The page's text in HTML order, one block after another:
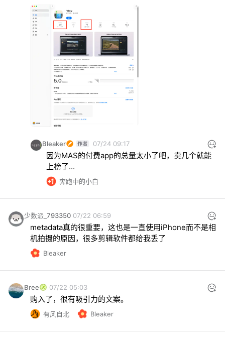
Bleaker 07/24 09:17
因为MAS的付费app的总量太小了吧，卖几个就能
上榜了...
奔跑中的小白
少数派_793350 07/22 06:59
metadata真的很重要，这也是一直使用iPhone而不是相
机拍摄的原因，很多剪辑软件都给我丢了
Bleaker
Bree 07/22 05:03
购入了，很有吸引力的文案。
有风自北 Bleaker